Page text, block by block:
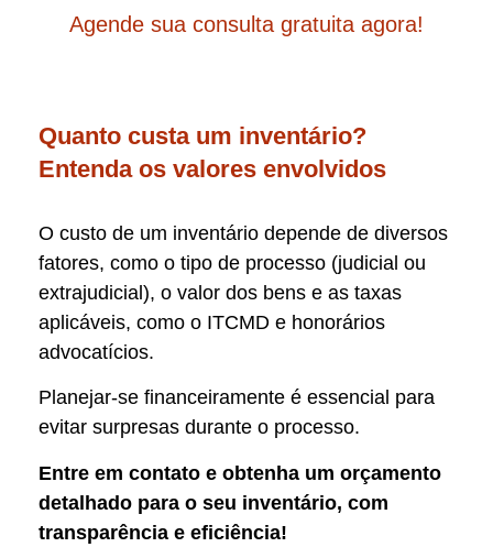
Agende sua consulta gratuita agora!
Quanto custa um inventário?
Entenda os valores envolvidos
O custo de um inventário depende de diversos
fatores, como o tipo de processo (judicial ou
extrajudicial), o valor dos bens e as taxas
aplicáveis, como o ITCMD e honorários
advocatícios.
Planejar-se financeiramente é essencial para
evitar surpresas durante o processo.
Entre em contato e obtenha um orçamento
detalhado para o seu inventário, com
transparência e eficiência!